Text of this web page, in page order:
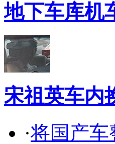
地下车库机
宋祖英车内
·将国产车